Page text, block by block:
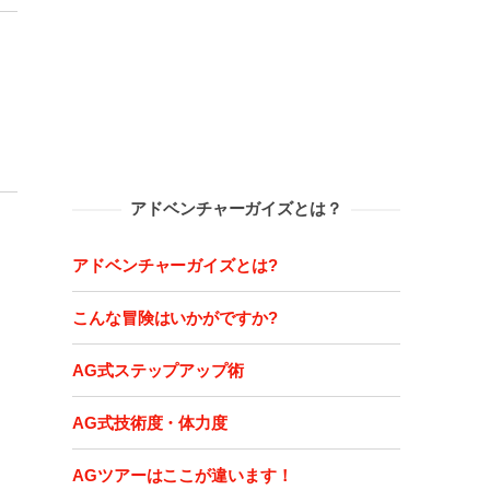
アドベンチャーガイズとは？
アドベンチャーガイズとは?
こんな冒険はいかがですか?
AG式ステップアップ術
AG式技術度・体力度
AGツアーはここが違います！